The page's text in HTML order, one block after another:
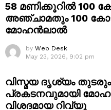
58 മണിക്കൂറിൽ 100
അഞ്ചാമതും 100
മോഹൻലാൽ
by Web Desk
May 23, 2026, 9:02 pm
വിസ്മയ ദൃശ്യം
പ്രകടനവുമായി
വിശദമായ റിവ്യൂ